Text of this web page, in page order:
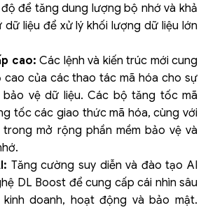
để tăng dung lượng bộ nhớ và khả
dữ liệu để xử lý khối lượng dữ liệu lớn
cao: Các lệnh và kiến trúc mới cung
cao của các thao tác mã hóa cho sự
vệ dữ liệu. Các bộ tăng tốc mã
tốc các giao thức mã hóa, cùng với
mở rộng phần mềm bảo vệ và
Tăng cường suy diễn và đào tạo AI
DL Boost để cung cấp cái nhìn sâu
doanh, hoạt động và bảo mật.